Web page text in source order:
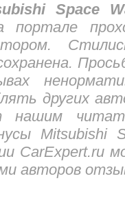
Space
портале
других
нашим
Mitsubishi
CarExpert.ru
авторов